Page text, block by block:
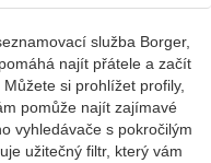
služba Borger,
najít přátele a začít
si prohlížet profily,
pomůže najít zajímavé
vyhledávače s pokročilým
užitečný filtr, který vám